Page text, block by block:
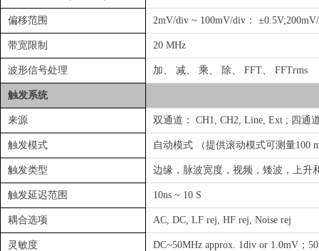
偏移范围 2mV/div ~ 100mV/div：
带宽限制 20 MHz
波形信号处理 加、 减、 乘、 除、 FFT、 FFTrms
触发系统
来源 双通道： CH1, CH2, Line, Ext ; 四通
触发模式 自动模式 （提供滚动模式可测量100
触发类型 边缘，脉波宽度，视频，矮波，上升
触发延迟范围 10ns ~ 10 S
耦合选项 AC, DC, LF rej, HF rej, Noise rej
灵敏度 DC~50MHz approx. 1div or 1.0mV；